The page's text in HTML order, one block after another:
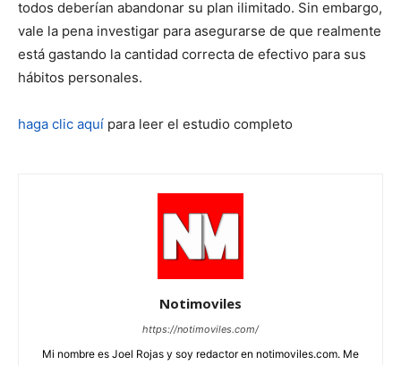
todos deberían abandonar su plan ilimitado. Sin embargo,
vale la pena investigar para asegurarse de que realmente
está gastando la cantidad correcta de efectivo para sus
hábitos personales.
haga clic aquí para leer el estudio completo
Notimoviles
https://notimoviles.com/
Mi nombre es Joel Rojas y soy redactor en notimoviles.com. Me